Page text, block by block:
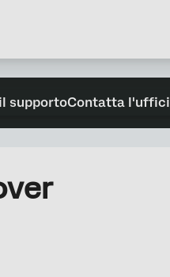
supportoContatta